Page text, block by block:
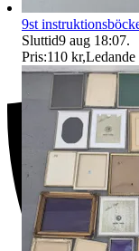
9st
Sluttid9 aug 18:07.
Pris:110 kr,Ledande